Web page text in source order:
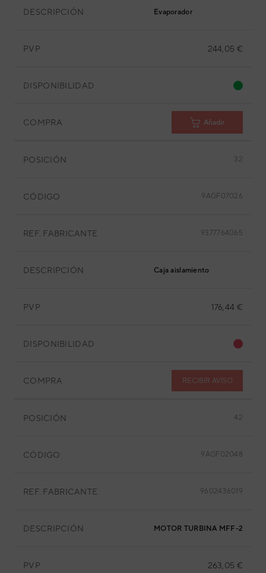
DESCRIPCIÓN Evaporador
PVP 244,05 €
DISPONIBILIDAD
COMPRA Añadir
POSICIÓN 32
CÓDIGO 9AGF07026
REF. FABRICANTE 9377764065
DESCRIPCIÓN Caja aislamiento
PVP 176,44 €
DISPONIBILIDAD
COMPRA RECIBIR AVISO
POSICIÓN 42
CÓDIGO 9AGF02048
REF. FABRICANTE 9602436019
DESCRIPCIÓN MOTOR TURBINA MFF-24RVL
PVP 263,05 €